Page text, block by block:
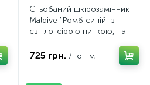
Стьобаний шкірозамінник
Maldive "Ромб синій" з
світло-сірою ниткою, на
ширина 1,35м Туреччина
725 грн. /пог. м